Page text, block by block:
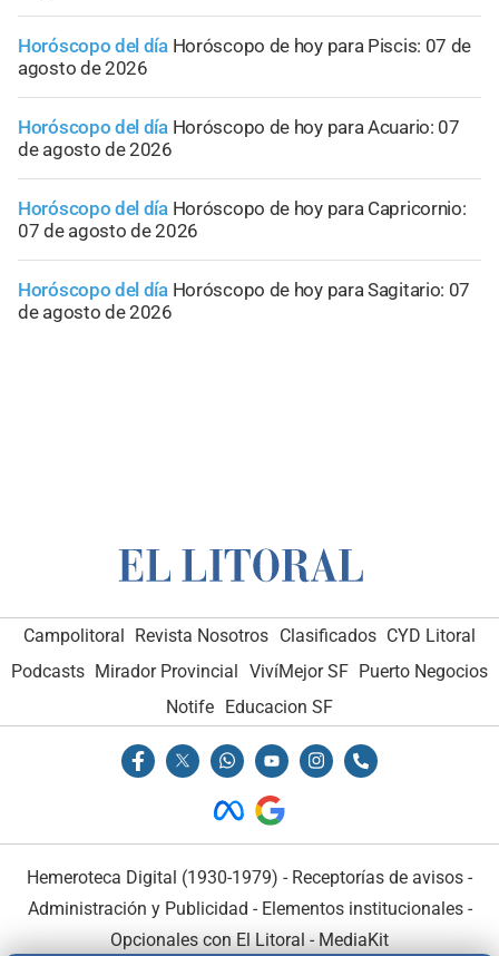
Horóscopo del día Horóscopo de hoy para Piscis: 07 de
agosto de 2026
Horóscopo del día Horóscopo de hoy para Acuario: 07
de agosto de 2026
Horóscopo del día Horóscopo de hoy para Capricornio:
07 de agosto de 2026
Horóscopo del día Horóscopo de hoy para Sagitario: 07
de agosto de 2026
Campolitoral Revista Nosotros Clasificados CYD Litoral
Podcasts Mirador Provincial VivíMejor SF Puerto Negocios
Notife Educacion SF
Hemeroteca Digital (1930-1979) - Receptorías de avisos -
Administración y Publicidad - Elementos institucionales-
Opcionales con El Litoral - MediaKit